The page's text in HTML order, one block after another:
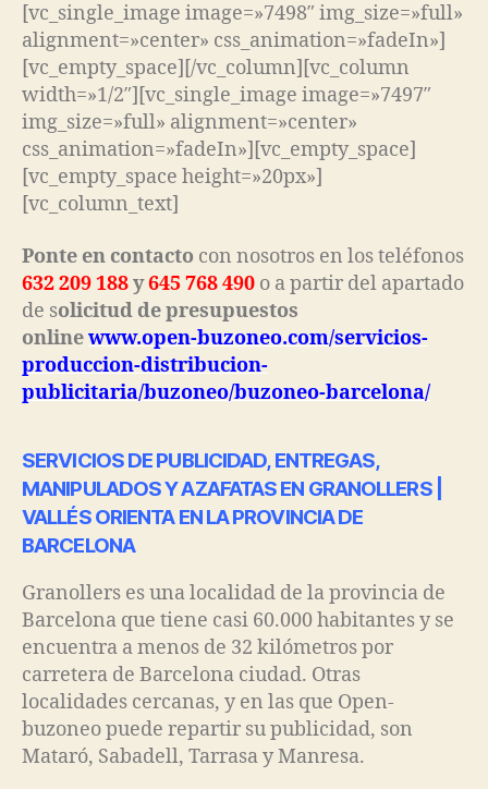
[vc_single_image image=»7498″ img_size=»full»
alignment=»center» css_animation=»fadeIn»]
[vc_empty_space][/vc_column][vc_column
width=»1/2″][vc_single_image image=»7497″
img_size=»full» alignment=»center»
css_animation=»fadeIn»][vc_empty_space]
[vc_empty_space height=»20px»]
[vc_column_text]
Ponte en contacto con nosotros en los teléfonos
632 209 188y645 768 490 o a partir del apartado
de solicitud de presupuestos
onlinewww.open-buzoneo.com/servicios-
produccion-distribucion-
publicitaria/buzoneo/buzoneo-barcelona/
SERVICIOS DE PUBLICIDAD, ENTREGAS,
MANIPULADOS Y AZAFATAS EN GRANOLLERS |
VALLÉS ORIENTA EN LA PROVINCIA DE
BARCELONA
Granollers es una localidad de la provincia de
Barcelona que tiene casi 60.000 habitantes y se
encuentra a menos de 32 kilómetros por
carretera de Barcelona ciudad. Otras
localidades cercanas, y en las que Open-
buzoneo puede repartir su publicidad, son
Mataró, Sabadell, Tarrasa y Manresa.